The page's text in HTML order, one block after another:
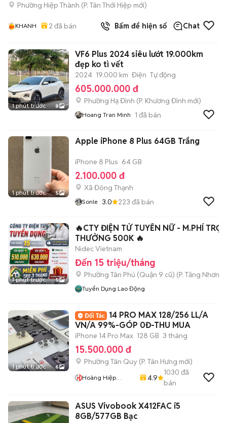
Phường Hiệp Thành (P. Tân Thới Hiệp mới)
KHANH 2 đã bán Bấm để hiện số Chat
1 phút trước 8
VF6 Plus 2024 siêu lướt 19.000km
đẹp ko tì vết
2024 19.000 km Điện Tự động
605.000.000 đ
Phường Hạ Đình (P. Khương Đình mới)
Hoang Tran Minh 1 đã bán
1 phút trước 5
Apple iPhone 8 Plus 64GB Trắng
iPhone 8 Plus 64 GB
2.100.000 đ
Xã Đông Thạnh
Sonle 3.0 223 đã bán
1 phút trước 5
🔥CTY ĐIỆN TỬ TUYỂN NỮ - M.PHÍ TRỌ -
THƯỞNG 500K 🔥
Nidec Vietnam
Đến 15 triệu/tháng
Phường Tân Phú (Quận 9 cũ) (P. Tăng Nhơn
Tuyển Dụng Lao Động
1 phút trước 6
14 PRO MAX 128/256 LL/A
VN/A 99%-GÓP 0Đ-THU MUA
iPhone 14 Pro Max 128 GB 3 tháng
15.500.000 đ
Phường Tân Quy (P. Tân Hưng mới)
Hoàng Hiệp
4.9
1030 đã
bán
ASUS Vivobook X412FAC i5
8GB/577GB Bạc